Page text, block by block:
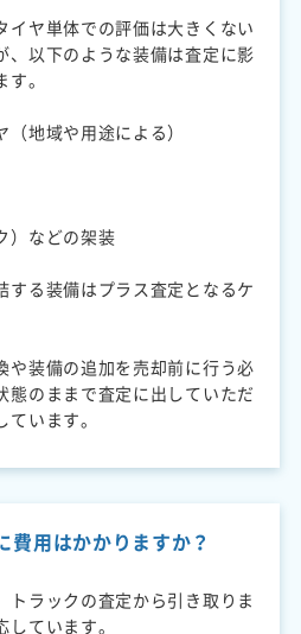
イヤ単体での評価は大きくない
、以下のような装備は査定に影
。
地域や用途による）
）などの架装
する装備はプラス査定となるケ
や装備の追加を売却前に行う必
態のままで査定に出していただ
います。
費用はかかりますか？
トラックの査定から引き取りま
ています。